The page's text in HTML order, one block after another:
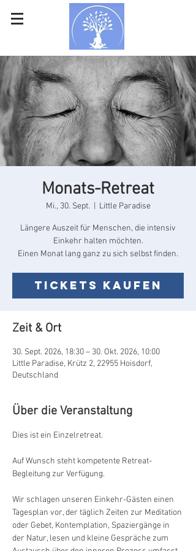
Monats-Retreat
Mi., 30. Sept. Little Paradise
Längere Auszeit für Menschen, die intensiv
Einkehr halten möchten.
Einen Monat lang ganz zu sich selbst finden.
Tickets kaufen
Zeit & Ort
30. Sept. 2026, 18:30 – 30. Okt. 2026, 10:00
Little Paradise, Krütz 2, 22955 Hoisdorf,
Deutschland
Über die Veranstaltung
Dies ist ein Einzelretreat.
Auf Wunsch steht kompetente Retreat-
Begleitung zur Verfügung.
Wir schlagen unseren Einkehr-Gästen einen
Tagesplan vor, der täglich Zeiten zur Meditation
oder Gebet, Kontemplation, Spaziergänge in
der Natur, lesen und kleine Gespräche zum